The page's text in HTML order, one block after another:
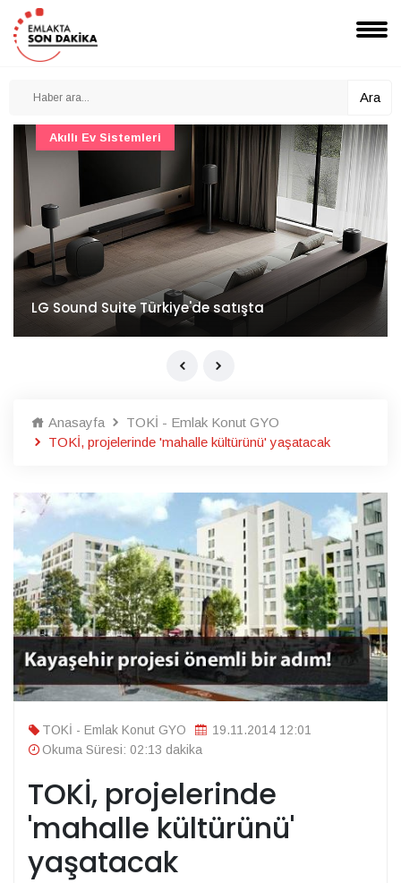
Ara
LG Sound Suite Türkiye'de satışta
Akıllı Ev Sistemleri
Anasayfa
TOKİ - Emlak Konut GYO
TOKİ, projelerinde 'mahalle kültürünü' yaşatacak
TOKİ - Emlak Konut GYO
19.11.2014 12:01
Okuma Süresi: 02:13 dakika
TOKİ, projelerinde
'mahalle kültürünü'
yaşatacak